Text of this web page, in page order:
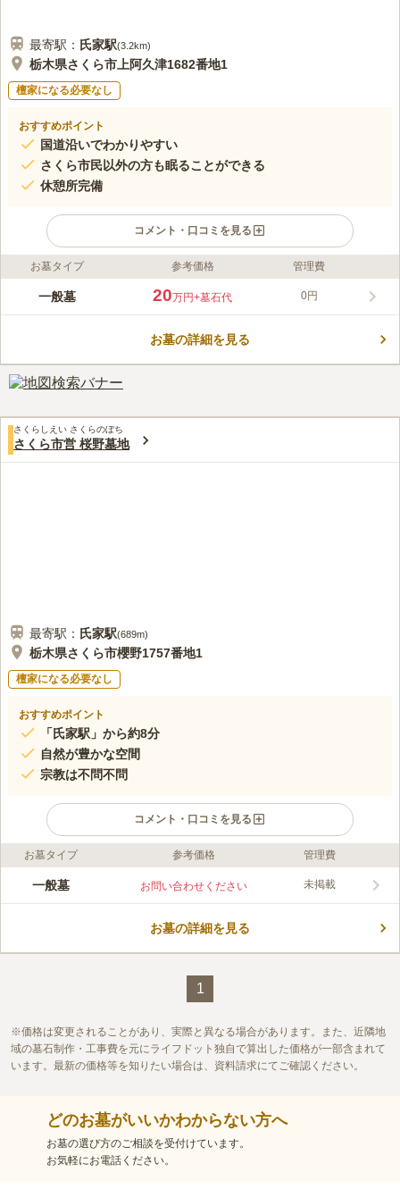
最寄駅： 氏家駅(3.2km)
栃木県さくら市上阿久津1682番地1
檀家になる必要なし
おすすめポイント
国道沿いでわかりやすい
さくら市民以外の方も眠ることができる
休憩所完備
コメント・口コミを見る
ライフドット編集部のコメント
宅地分譲された「リバーサイドきぬの里」に隣接している市営墓
きます。 お墓参りの後にご家族でお花見ができ、お墓に通う楽
らえるのも嬉しいポイントです。
口コミ評価
60代女性
近くには店は無いため、自宅近所のスーパーや直売所で花やお供
え物を購入、道路事情は良好でお参りしたい時でも5分位で霊園につきま
す。
お墓タイプ 参考価格 管理費
一般墓 20万円+墓石代 0円
お墓の詳細を見る
さくらしえい さくらのぼち
さくら市営 桜野墓地
最寄駅： 氏家駅(689m)
栃木県さくら市櫻野1757番地1
檀家になる必要なし
おすすめポイント
「氏家駅」から約8分
自然が豊かな空間
宗教は不問不問
コメント・口コミを見る
ライフドット編集部のコメント
町中にたたずむ桜野墓地は、アクセス良好で至便の地にありま
の良い霊園です。氏家幼稚園とさくら市総合公園が隣接してい
お参りの帰りにお子様と楽しめる施設があります。小さなお子様
この霊園はまだ誰からも評価されていません。
お墓タイプ 参考価格 管理費
一般墓 お問い合わせください 未掲載
お墓の詳細を見る
1
価格は変更されることがあり、実際と異なる場合があります。また、近隣地
域の墓石制作・工事費を元にライフドット独自で算出した価格が一部含まれて
います。最新の価格等を知りたい場合は、資料請求にてご確認ください。
どのお墓がいいかわからない方へ
お墓の選び方のご相談を受付けています。
お気軽にお電話ください。